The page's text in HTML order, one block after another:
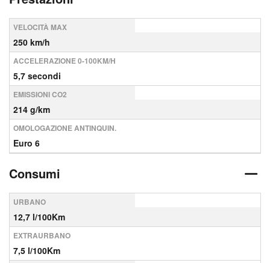
VELOCITÀ MAX
250 km/h
ACCELERAZIONE 0-100KM/H
5,7 secondi
EMISSIONI CO2
214 g/km
OMOLOGAZIONE ANTINQUIN.
Euro 6
Consumi
URBANO
12,7 l/100Km
EXTRAURBANO
7,5 l/100Km